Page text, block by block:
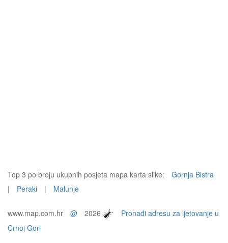
Top 3 po broju ukupnih posjeta mapa karta slike:
Gornja Bistra
|
Peraki | Malunje
www.map.com.hr @ 2026
Pronađi adresu za ljetovanje u
Crnoj Gori